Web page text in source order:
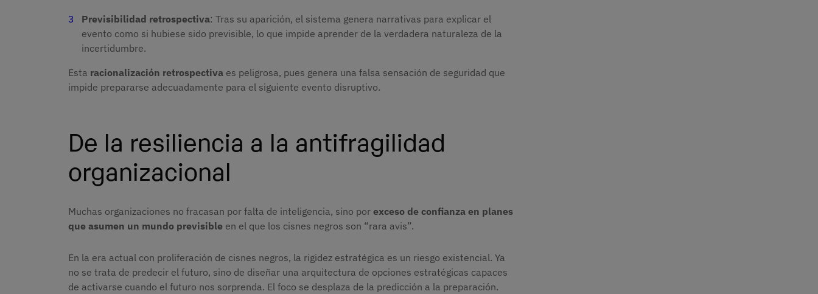
Previsibilidad retrospectiva: Tras su aparición, el sistema genera narrativas para explicar el
evento como si hubiese sido previsible, lo que impide aprender de la verdadera naturaleza de la
incertidumbre.
Esta racionalización retrospectiva es peligrosa, pues genera una falsa sensación de seguridad que
impide prepararse adecuadamente para el siguiente evento disruptivo.
De la resiliencia a la antifragilidad
organizacional
Muchas organizaciones no fracasan por falta de inteligencia, sino por exceso de confianza en planes
que asumen un mundo previsible en el que los cisnes negros son “rara avis”.
En la era actual con proliferación de cisnes negros, la rigidez estratégica es un riesgo existencial. Ya
no se trata de predecir el futuro, sino de diseñar una arquitectura de opciones estratégicas capaces
de activarse cuando el futuro nos sorprenda. El foco se desplaza de la predicción a la preparación.